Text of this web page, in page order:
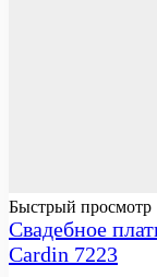
Быстрый просмотр
Свадебное
Cardin 7223